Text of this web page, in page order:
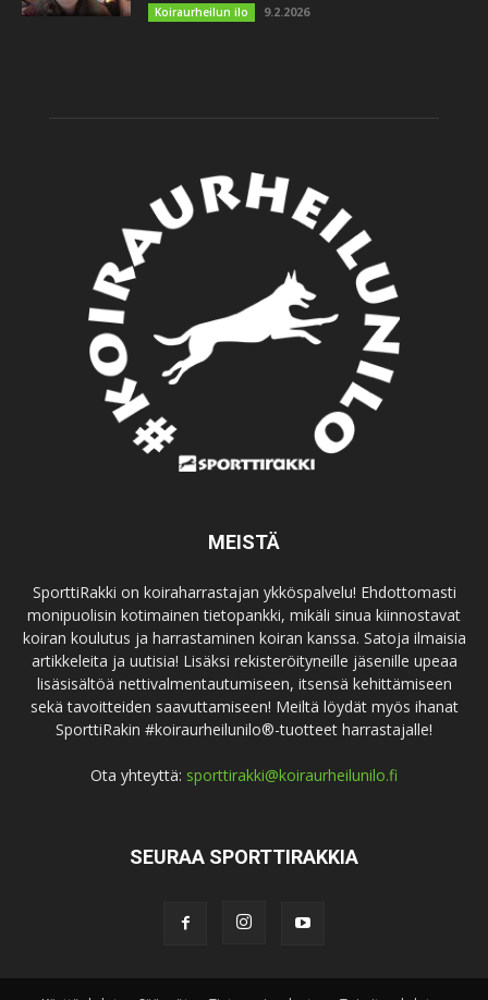
Koiraurheilun ilo 9.2.2026
MEISTÄ
SporttiRakki on koiraharrastajan ykköspalvelu! Ehdottomasti
monipuolisin kotimainen tietopankki, mikäli sinua kiinnostavat
koiran koulutus ja harrastaminen koiran kanssa. Satoja ilmaisia
artikkeleita ja uutisia! Lisäksi rekisteröityneille jäsenille upeaa
lisäsisältöä nettivalmentautumiseen, itsensä kehittämiseen
sekä tavoitteiden saavuttamiseen! Meiltä löydät myös ihanat
SporttiRakin #koiraurheilunilo®-tuotteet harrastajalle!
Ota yhteyttä: sporttirakki@koiraurheilunilo.fi
SEURAA SPORTTIRAKKIA